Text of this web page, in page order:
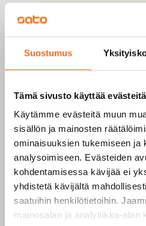
Suostumus
Tämä sivusto käyttää evästeitä
Käytämme evästeitä muun
sisällön ja mainosten
ominaisuuksien tukemiseen ja
analysoimiseen. Evästeiden
kohdentamisessa kävijää ei
yhdistetä kävijältä
saatuihin henkilötietoihin.
mainosalan ja analytiikka-alan